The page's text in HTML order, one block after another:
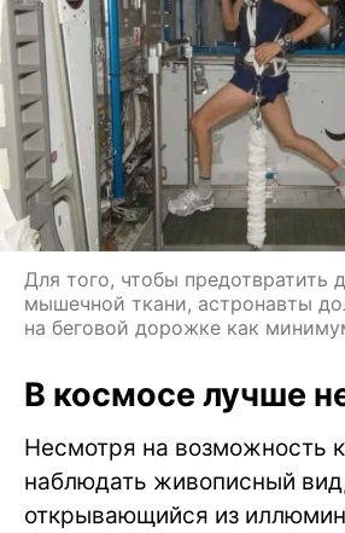
Для того, чтобы предотвратить
мышечной ткани, астронавты
на беговой дорожке как
В космосе лучше
Несмотря на возможность
наблюдать живописный
открывающийся из